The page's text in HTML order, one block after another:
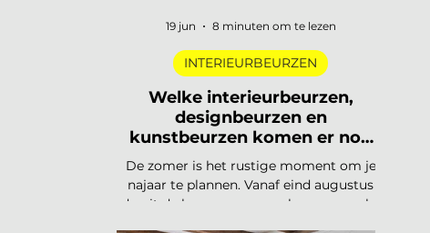
Welke interieurbeurzen,
designbeurzen en
kunstbeurzen komen er nog
aan in 2026?
De zomer is het rustige moment om je
najaar te plannen. Vanaf eind augustus
draait de beurzencarrousel weer op volle
INTERIEURBEURZEN
19 jun 8 minuten om te lezen